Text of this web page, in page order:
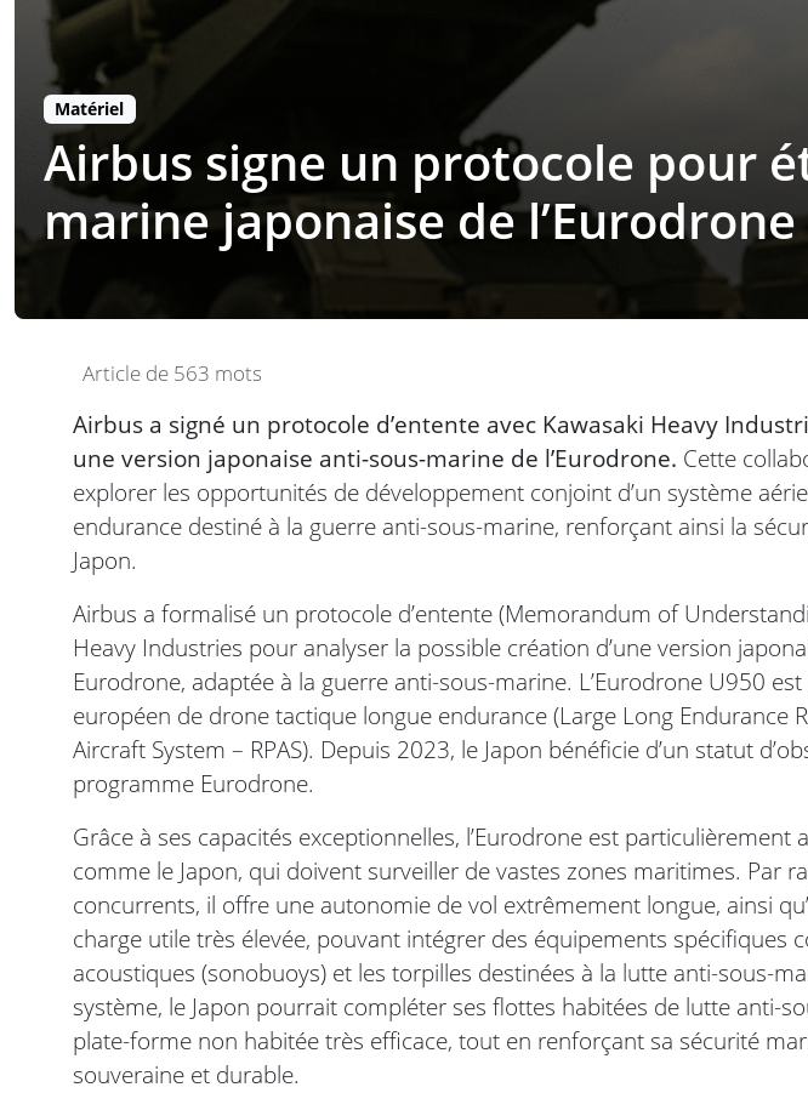
Matériel
Airbus signe un protocole pour
marine japonaise de l’Eurodrone
Article de 563 mots
Airbus a signé un protocole d’entente avec Kawasaki Heavy
une version japonaise anti-sous-marine de l’Eurodrone. Cette
explorer les opportunités de développement conjoint d’un système
endurance destiné à la guerre anti-sous-marine, renforçant ainsi la
Japon.
Airbus a formalisé un protocole d’entente (Memorandum of
Heavy Industries pour analyser la possible création d’une version
Eurodrone, adaptée à la guerre anti-sous-marine. L’Eurodrone U950
européen de drone tactique longue endurance (Large Long Endurance
Aircraft System – RPAS). Depuis 2023, le Japon bénéficie d’un statut
programme Eurodrone.
Grâce à ses capacités exceptionnelles, l’Eurodrone est particulièrement
comme le Japon, qui doivent surveiller de vastes zones maritimes. Par
concurrents, il offre une autonomie de vol extrêmement longue, ainsi
charge utile très élevée, pouvant intégrer des équipements spécifiques
acoustiques (sonobuoys) et les torpilles destinées à la lutte anti-sous-
système, le Japon pourrait compléter ses flottes habitées de lutte anti-
plate-forme non habitée très efficace, tout en renforçant sa sécurité
souveraine et durable.